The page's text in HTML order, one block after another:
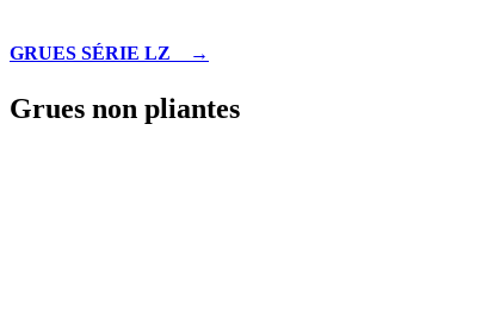
GRUES SÉRIE LZ →
Grues non pliantes